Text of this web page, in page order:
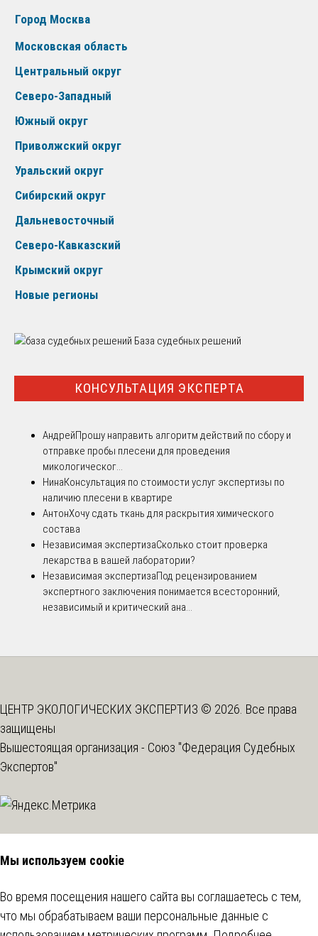
Город Москва
Московская область
Центральный округ
Северо-Западный
Южный округ
Приволжский округ
Уральский округ
Сибирский округ
Дальневосточный
Северо-Кавказский
Крымский округ
Новые регионы
База судебных решений
КОНСУЛЬТАЦИЯ ЭКСПЕРТА
АндрейПрошу направить алгоритм действий по сбору и
отправке пробы плесени для проведения
микологическог...
НинаКонсультация по стоимости услуг экспертизы по
наличию плесени в квартире
АнтонХочу сдать ткань для раскрытия химического
состава
Независимая экспертизаСколько стоит проверка
лекарства в вашей лаборатории?
Независимая экспертизаПод рецензированием
экспертного заключения понимается всесторонний,
независимый и критический ана...
ЦЕНТР ЭКОЛОГИЧЕСКИХ ЭКСПЕРТИЗ © 2026. Все права
защищены
Вышестоящая организация - Союз "Федерация Судебных
Экспертов"
Мы используем cookie
Во время посещения нашего сайта вы соглашаетесь с тем,
что мы обрабатываем ваши персональные данные с